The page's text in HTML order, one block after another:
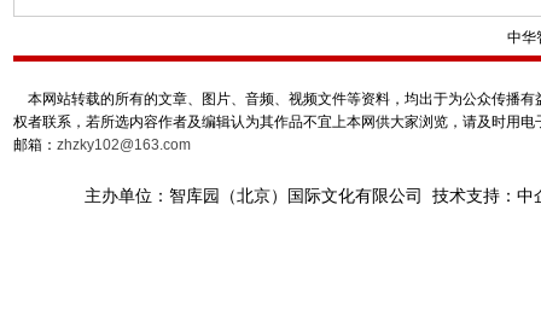
中华
本网站转载的所有的文章、图片、音频、视频文件等资料，均出于为公众传播
权者联系，若所选内容作者及编辑认为其作品不宜上本网供大家浏览，请及时用
邮箱： zhzky102@163.com
主办单位：智库园（北京）国际文化有限公司 技术支持：